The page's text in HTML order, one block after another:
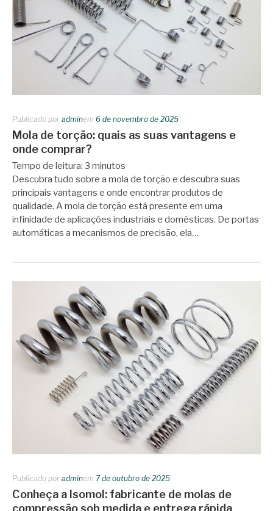
Publicado por adminem 6 de novembro de 2025
Mola de torção: quais as suas vantagens e
onde comprar?
Tempo de leitura: 3 minutos
Descubra tudo sobre a mola de torção e descubra suas
principais vantagens e onde encontrar produtos de
qualidade. A mola de torção está presente em uma
infinidade de aplicações industriais e domésticas. De portas
automáticas a mecanismos de precisão, ela…
Publicado por adminem 7 de outubro de 2025
Conheça a Isomol: fabricante de molas de
compressão sob medida e entrega rápida